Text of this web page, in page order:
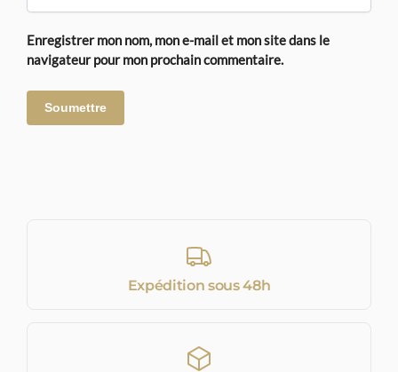
Enregistrer mon nom, mon e-mail et mon site dans le
navigateur pour mon prochain commentaire.
Expédition sous 48h